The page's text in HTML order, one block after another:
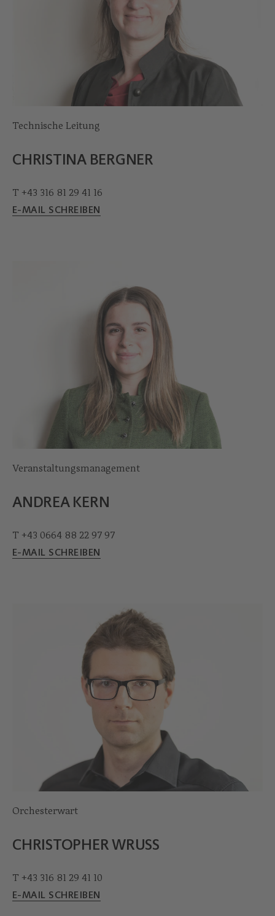
Technische Leitung
CHRISTINA BERGNER
T +43 316 81 29 41 16
E-MAIL SCHREIBEN
Veranstaltungsmanagement
ANDREA KERN
T +43 0664 88 22 97 97
E-MAIL SCHREIBEN
Orchesterwart
CHRISTOPHER WRUSS
T +43 316 81 29 41 10
E-MAIL SCHREIBEN